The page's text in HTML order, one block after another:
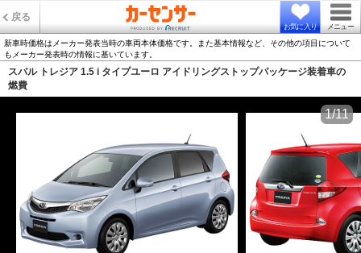
戻る
お気に入り メニュー
新車時価格はメーカー発表当時の車両本体価格です。また基本情報など、その他の項目について
もメーカー発表時の情報に基いています。
スバル トレジア 1.5 i タイプユーロ アイドリングストップパッケージ装着車の
燃費
1/11